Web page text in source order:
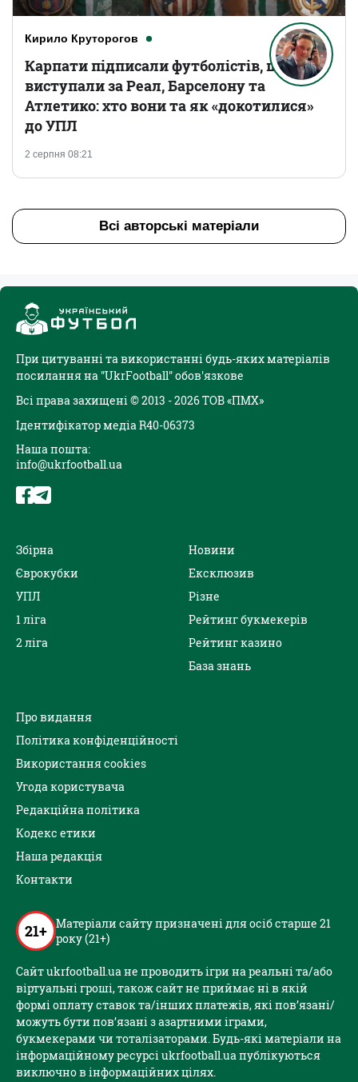
Кирило Круторогов
2 серпня 08:21
Карпати підписали футболістів, що
виступали за Реал, Барселону та
Атлетико: хто вони та як «докотилися»
до УПЛ
Всі авторські матеріали
При цитуванні та використанні будь-яких матеріалів
посилання на "UkrFootball" обов'язкове
Всі права захищені © 2013 - 2026 ТОВ «ПМХ»
Ідентифікатор медіа R40-06373
Наша пошта:
info@ukrfootball.ua
Збірна
Єврокубки
УПЛ
1 ліга
2 ліга
Новини
Ексклюзив
Різне
Рейтинг букмекерів
Рейтинг казино
База знань
Про видання
Політика конфіденційності
Використання cookies
Угода користувача
Редакційна політика
Кодекс етики
Наша редакція
Контакти
21+ Матеріали сайту призначені для осіб старше 21
року (21+)
Сайт ukrfootball.ua не проводить ігри на реальні та/або
віртуальні гроші, також сайт не приймає ні в якій
формі оплату ставок та/інших платежів, які пов’язані/
можуть бути пов’язані з азартними іграми,
букмекерами чи тоталізаторами. Будь-які матеріали на
інформаційному ресурсі ukrfootball.ua публікуються
виключно в інформаційних цілях.